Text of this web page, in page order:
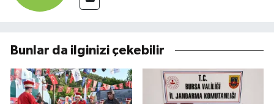
Bunlar da ilginizi çekebilir